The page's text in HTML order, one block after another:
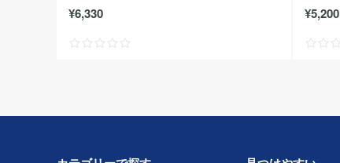
¥6,330 ¥5,200